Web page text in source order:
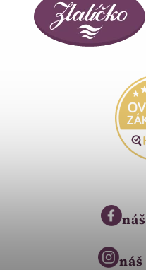
náš
náš